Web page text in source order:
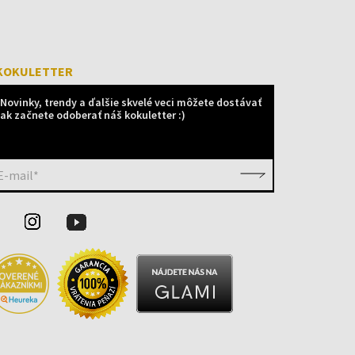
Novinky, trendy a ďalšie skvelé veci môžete dostávať
ak začnete odoberať náš kokuletter :)
mail*